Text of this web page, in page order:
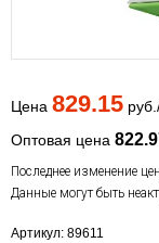
Цена 829.15
Оптовая цена
Последнее изменение
Данные могут быть
Артикул: 89611